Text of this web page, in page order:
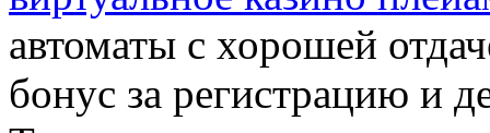
автоматы с хорошей
бонус за регистрацию и